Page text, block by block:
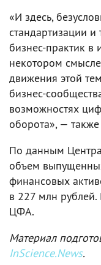
«И здесь,
стандартизации
бизнес-практик в
некотором
движения этой
бизнес-
возможностях
оборота», —
По данным
объем
финансовых
в 227 млн рублей.
ЦФА.
Материал
InScience.News.